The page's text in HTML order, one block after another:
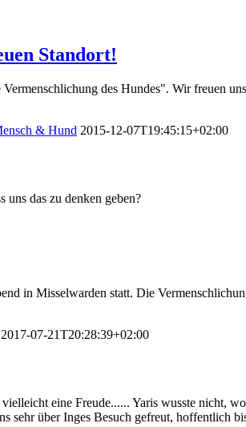
Standort!
des Hundes". Wir freuen
& Hund 2015-12-07T19:45:15+02:00
das zu denken geben?
Misselwarden statt. Die
2017-07-21T20:28:39+02:00
eine Freude...... Yaris wusste nicht,
sehr über Inges Besuch gefreut, hoffentlich